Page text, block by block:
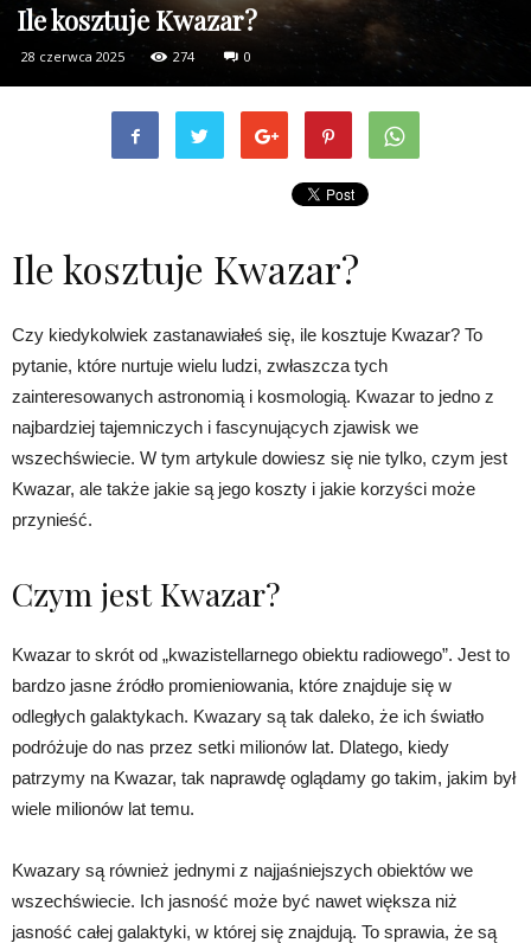
Ile kosztuje Kwazar?
28 czerwca 2025 274 0
Ile kosztuje Kwazar?
Czy kiedykolwiek zastanawiałeś się, ile kosztuje Kwazar? To
pytanie, które nurtuje wielu ludzi, zwłaszcza tych
zainteresowanych astronomią i kosmologią. Kwazar to jedno z
najbardziej tajemniczych i fascynujących zjawisk we
wszechświecie. W tym artykule dowiesz się nie tylko, czym jest
Kwazar, ale także jakie są jego koszty i jakie korzyści może
przynieść.
Czym jest Kwazar?
Kwazar to skrót od „kwazistellarnego obiektu radiowego”. Jest to
bardzo jasne źródło promieniowania, które znajduje się w
odległych galaktykach. Kwazary są tak daleko, że ich światło
podróżuje do nas przez setki milionów lat. Dlatego, kiedy
patrzymy na Kwazar, tak naprawdę oglądamy go takim, jakim był
wiele milionów lat temu.
Kwazary są również jednymi z najjaśniejszych obiektów we
wszechświecie. Ich jasność może być nawet większa niż
jasność całej galaktyki, w której się znajdują. To sprawia, że są